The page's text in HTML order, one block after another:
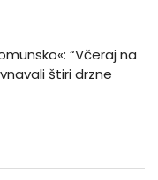
“Včeraj na
štiri drzne